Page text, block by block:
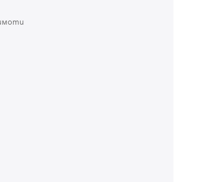
за да разгледате повече снимки и да получите